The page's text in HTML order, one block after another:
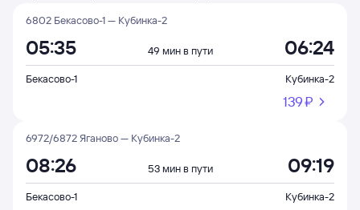
6802 Бекасово-1 — Кубинка-2
05:35 49 мин в пути 06:24
Бекасово-1 Кубинка-2
139 ⁠₽
6972/6872 Яганово — Кубинка-2
08:26 53 мин в пути 09:19
Бекасово-1 Кубинка-2